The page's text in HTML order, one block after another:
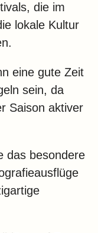
die im
lokale Kultur
eine gute Zeit
sein, da
Saison aktiver
das besondere